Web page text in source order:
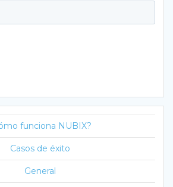
funciona NUBIX?
Casos de éxito
General